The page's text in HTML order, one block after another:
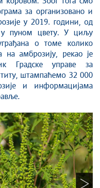
за организовано и
у 2019. години, од
у пуном цвету. У циљу
о томе колико
на амброзију, рекао је
Градске управе за
штампаћемо 32 000
и информацијама